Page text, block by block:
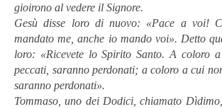
gioirono al vedere il Signore.
Gesù disse loro di nuovo: «Pace a voi!
mandato me, anche io mando voi». Detto
loro: «Ricevete lo Spirito Santo. A coloro
peccati, saranno perdonati; a coloro a cui
saranno perdonati».
Tommaso, uno dei Dodici, chiamato